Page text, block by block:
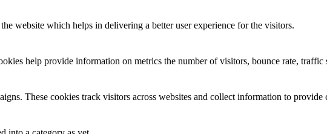
website which helps in delivering a better user experience for the visitors.
help provide information on metrics the number of visitors, bounce rate, traffic
These cookies track visitors across websites and collect information to provide